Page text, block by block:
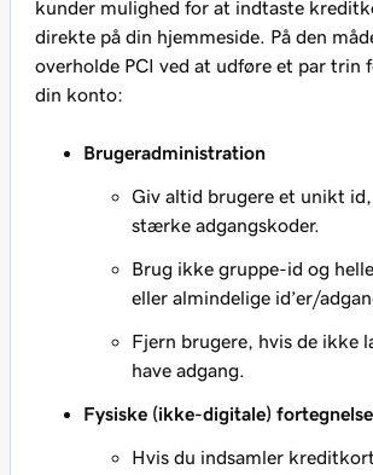
kunder mulighed for at indtaste
direkte på din hjemmeside. På den
overholde PCI ved at udføre et par trin
din konto:
Brugeradministration
Giv altid brugere et unikt
stærke adgangskoder.
Brug ikke gruppe-id og
eller almindelige id’er/
Fjern brugere, hvis de ikke
have adgang.
Fysiske (ikke-digitale)
Hvis du indsamler